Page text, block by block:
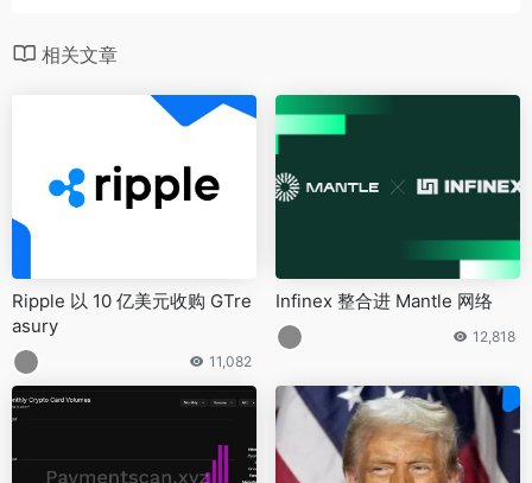
相关文章
Ripple 以 10 亿美元收购 GTre
asury
11,082
Infinex 整合进 Mantle 网络
12,818